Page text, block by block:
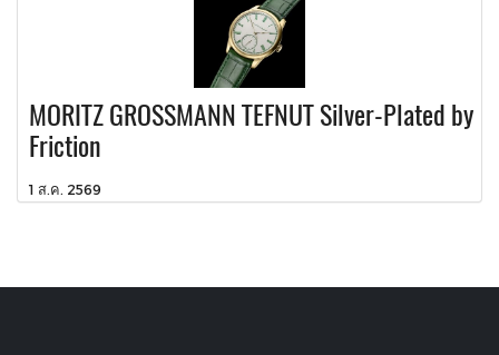
MORITZ GROSSMANN TEFNUT Silver-Plated by
Friction
1 ส.ค. 2569